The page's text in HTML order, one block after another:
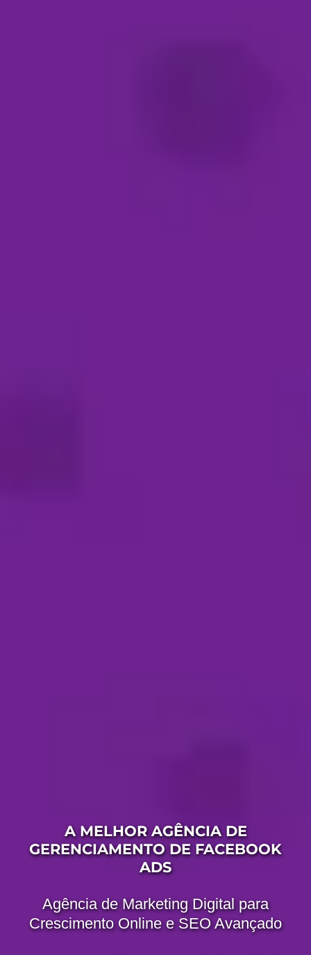
A MELHOR AGÊNCIA DE
GERENCIAMENTO DE FACEBOOK
ADS
Agência de Marketing Digital para
Crescimento Online e SEO Avançado